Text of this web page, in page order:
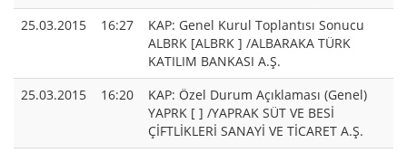
25.03.2015
16:27
KAP: Genel Kurul Toplantısı Sonucu
ALBRK [ALBRK ] /ALBARAKA TÜRK
KATILIM BANKASI A.Ş.
25.03.2015
16:20
KAP: Özel Durum Açıklaması (Genel)
YAPRK [ ] /YAPRAK SÜT VE BESİ
ÇİFTLİKLERİ SANAYİ VE TİCARET A.Ş.